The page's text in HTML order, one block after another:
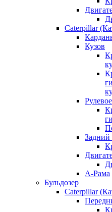
Caterpillar
Кузов
Задний
А-Рама
Бульдозер
Caterpillar